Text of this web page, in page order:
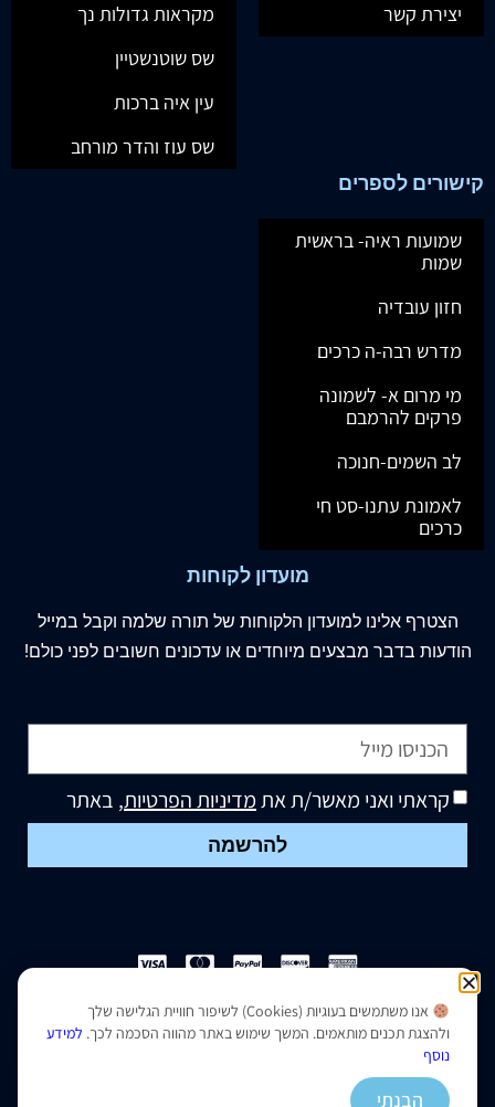
יצירת קשר
מקראות גדולות נך
שס שוטנשטיין
עין איה ברכות
שס עוז והדר מורחב
קישורים לספרים
שמועות ראיה- בראשית
שמות
חזון עובדיה
מדרש רבה-ה כרכים
מי מרום א- לשמונה
פרקים להרמבם
לב השמים-חנוכה
לאמונת עתנו-סט חי
כרכים
מועדון לקוחות
הצטרף אלינו למועדון הלקוחות של תורה שלמה וקבל במייל
הודעות בדבר מבצעים מיוחדים או עדכונים חשובים לפני כולם!
קראתי ואני מאשר/ת אתמדיניות הפרטיות, באתר
להרשמה
הצהרת נגישות|מדיניות פרטיות
נבנה ועוצב על ידי –
אנו משתמשים בעוגיות (Cookies) לשיפור חוויית הגלישה שלך
ולהצגת תכנים מותאמים. המשך שימוש באתר מהווה הסכמה לכך. למידע
נוסף
הבנתי